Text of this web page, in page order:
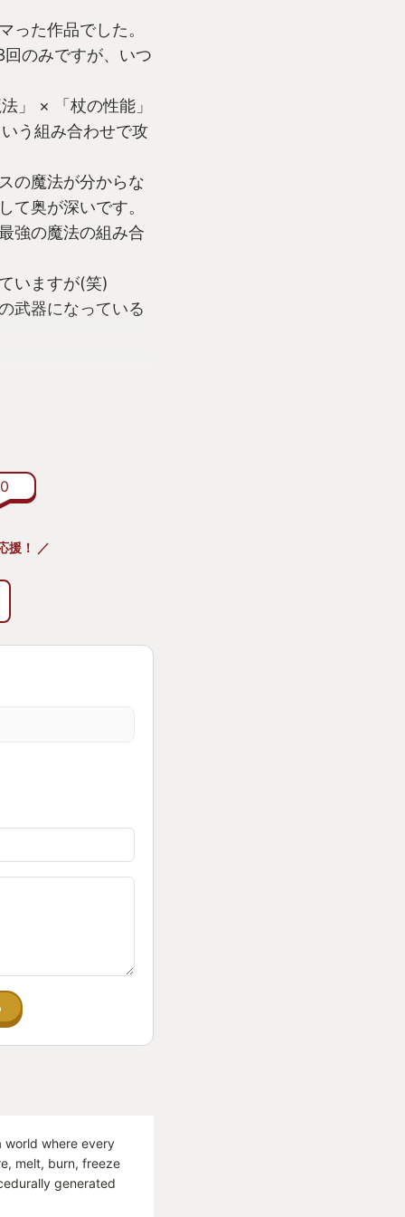
った作品でした。
のみですが、いつ
」 × 「杖の性能」
う組み合わせで攻
の魔法が分からな
て奥が深いです。
強の魔法の組み合
いますが(笑)
武器になっている
0
援！ ／
world where every
melt, burn, freeze
generated